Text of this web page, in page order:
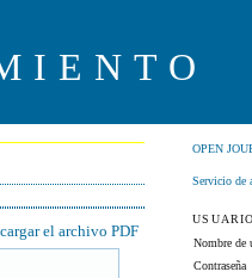
OPEN
Servicio de
Nombre de
Contraseña
el archivo PDF